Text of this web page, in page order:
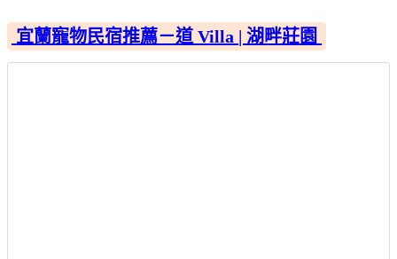
宜蘭寵物民宿推薦－道 Villa | 湖畔莊園